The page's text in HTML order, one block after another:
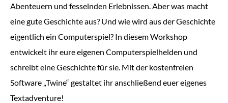
Abenteuern und fesselnden Erlebnissen. Aber was macht
eine gute Geschichte aus? Und wie wird aus der Geschichte
eigentlich ein Computerspiel? In diesem Workshop
entwickelt ihr eure eigenen Computerspielhelden und
schreibt eine Geschichte für sie. Mit der kostenfreien
Software „Twine“ gestaltet ihr anschließend euer eigenes
Textadventure!